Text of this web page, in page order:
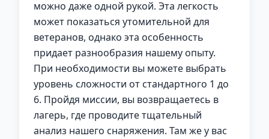
можно даже одной рукой. Эта легкость
может показаться утомительной для
ветеранов, однако эта особенность
придает разнообразия нашему опыту.
При необходимости вы можете выбрать
уровень сложности от стандартного 1 до
6. Пройдя миссии, вы возвращаетесь в
лагерь, где проводите тщательный
анализ нашего снаряжения. Там же у вас